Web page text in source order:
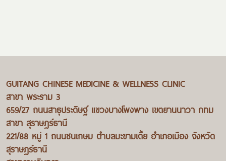
GUITANG CHINESE MEDICINE & WELLNESS CLINIC
สาขา พระราม 3
659/27 ถนนสาธุประดิษฐ์ แขวงบางโพงพาง เขตยานนาวา กทม
สาขา สุราษฎร์ธานี
221/88 หมู่ 1 ถนนชนเกษม ตำบลมะขามเตี้ย อำเภอเมือง จังหวัด
สุราษฎร์ธานี